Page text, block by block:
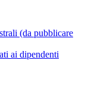
(da pubblicare
ai dipendenti